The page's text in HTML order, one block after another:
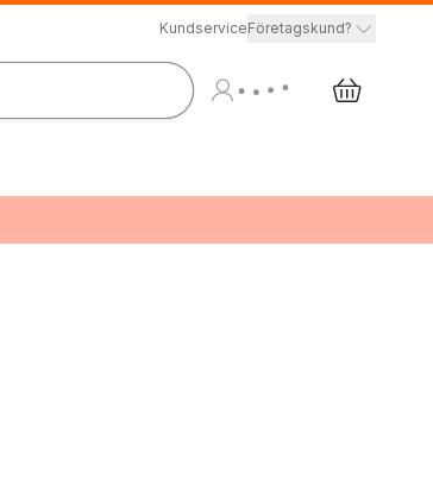
KundserviceFöretagskund?